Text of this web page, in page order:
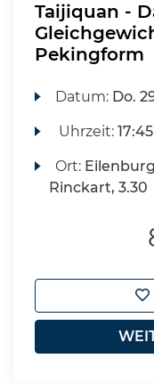
Taijiquan -
Pekingform
Datum: Do.
Uhrzeit:
Ort:
Rinckart, 3.30